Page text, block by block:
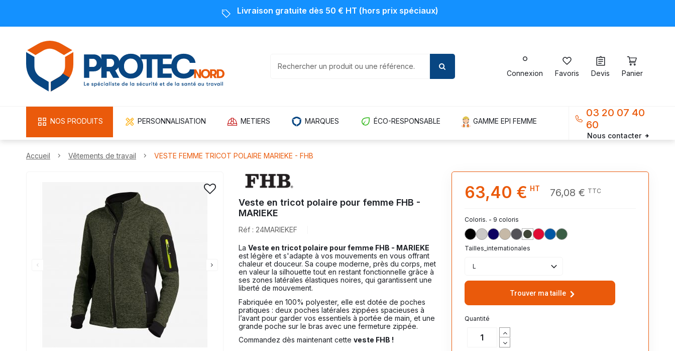
Livraison gratuite dès 50 € HT (hors prix spéciaux)
Connexion Favoris Devis Panier
NOS PRODUITS PERSONNALISATION METIERS MARQUES ÉCO-RESPONSABLE GAMME EPI FEMME
03 20 07 40
60
Nous contacter
Accueil Vêtements de travail VESTE FEMME TRICOT POLAIRE MARIEKE - FHB
Veste en tricot polaire pour femme FHB -
MARIEKE
Réf : 24MARIEKEF
LaVeste en tricot polaire pour femme FHB - MARIEKE
est légère et s'adapte à vos mouvements en vous offrant
chaleur et douceur. Sa coupe moderne, près du corps, met
en valeur la silhouette tout en restant fonctionnelle grâce à
ses zones latérales élastiques noires, qui garantissent une
liberté de mouvement.
Fabriquée en 100% polyester, elle est dotée de poches
pratiques : deux poches latérales zippées spacieuses à
l’avant pour garder vos essentiels à portée de main, et une
grande poche sur le bras avec une fermeture zippée.
Commandez dès maintenant cetteveste FHB !
63,40 € HT 76,08 € TTC
Coloris. - 9 coloris
NOIRGRIS MARINEBEIGEANTHRACITE
OLIVEROUGEROYALVERT_BOUTEILLE
Tailles_internationales
L
Trouver ma taille
Quantité